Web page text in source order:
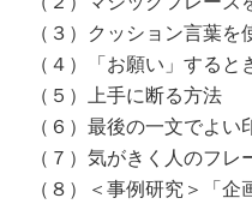
（３）クッション言葉を
（４）「お願い」すると
（５）上手に断る方法
（６）最後の一文でよい
（７）気がきく人のフレ
（８）＜事例研究＞「企